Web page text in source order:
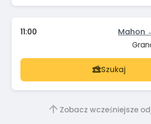
11:00 Mahon
Szukaj
Zobacz wcześniejsze